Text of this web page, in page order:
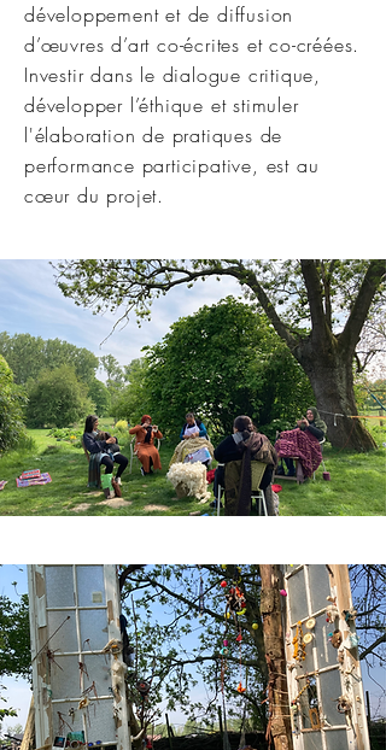
développement et de diffusion
d’œuvres d’art co-écrites et co-créées.
Investir dans le dialogue critique,
développer l’éthique et stimuler
l'élaboration de pratiques de
performance participative, est au
cœur du projet.